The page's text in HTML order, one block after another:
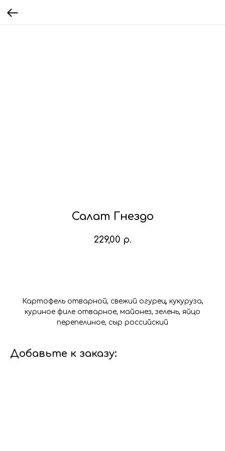
Салат Гнездо
229,00 р.
Картофель отварной, свежий огурец, кукуруза,
куриное филе отварное, майонез, зелень, яйцо
перепелиное, сыр российский
Добавьте к заказу: